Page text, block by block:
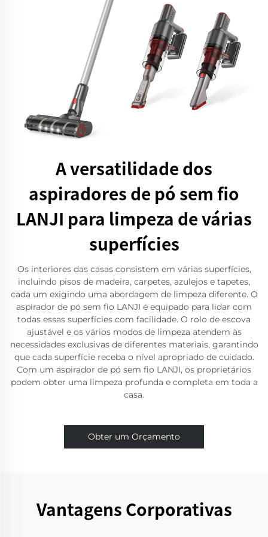
A versatilidade dos
aspiradores de pó sem fio
LANJI para limpeza de várias
superfícies
Os interiores das casas consistem em várias superfícies,
incluindo pisos de madeira, carpetes, azulejos e tapetes,
cada um exigindo uma abordagem de limpeza diferente. O
aspirador de pó sem fio LANJI é equipado para lidar com
todas essas superfícies com facilidade. O rolo de escova
ajustável e os vários modos de limpeza atendem às
necessidades exclusivas de diferentes materiais, garantindo
que cada superfície receba o nível apropriado de cuidado.
Com um aspirador de pó sem fio LANJI, os proprietários
podem obter uma limpeza profunda e completa em toda a
casa.
Obter um Orçamento
Vantagens Corporativas